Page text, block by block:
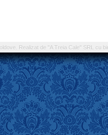
Realizat de "A Treia Cale" SRL cu